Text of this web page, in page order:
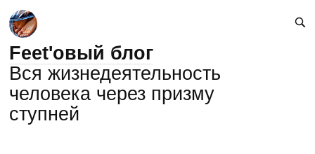
Feet'овый блог
Вся жизнедеятельность
человека через призму
ступней